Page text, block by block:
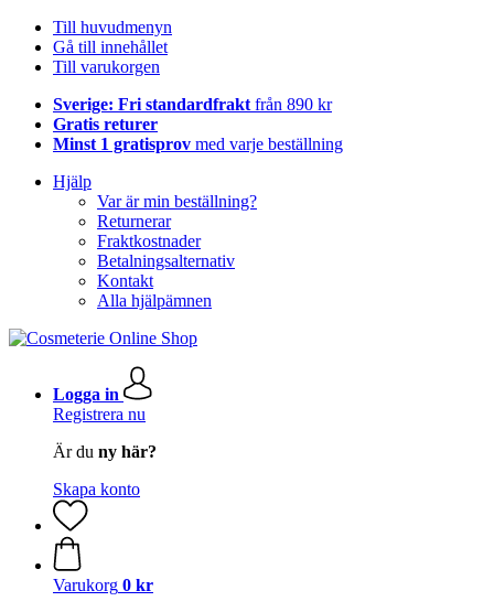
Till huvudmenyn
Gå till innehållet
Till varukorgen
Sverige: Fri standardfrakt från 890 kr
Gratis returer
Minst 1 gratisprov med varje beställning
Hjälp
Var är min beställning?
Returnerar
Fraktkostnader
Betalningsalternativ
Kontakt
Alla hjälpämnen
Logga in
Registrera nu
Är du ny här?
Skapa konto
Varukorg 0 kr